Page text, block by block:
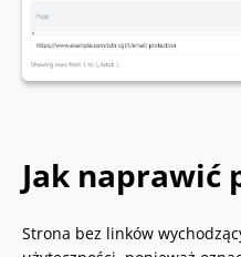
Jak naprawić
Strona bez linków